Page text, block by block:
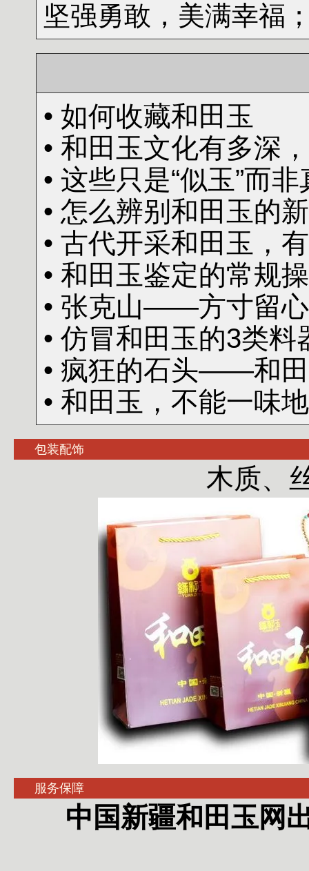
坚强勇敢，美满幸福
• 如何收藏和田玉
• 和田玉文化有多深
• 这些只是“似玉”而
• 怎么辨别和田玉的
• 古代开采和田玉，
• 和田玉鉴定的常规
• 张克山——方寸留心
• 仿冒和田玉的3类料
• 疯狂的石头——和
• 和田玉，不能一味
包装配饰
木质、
服务保障
中国新疆和田玉网